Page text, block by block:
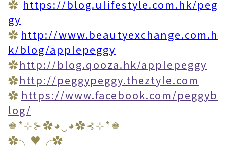
✿ https://blog.ulifestyle.com.hk/peg
gy
✿ http://www.beautyexchange.com.h
k/blog/applepeggy
✿http://blog.qooza.hk/applepeggy
✿http://peggypeggy.theztyle.com
✿ https://www.facebook.com/peggyb
log/
♚*⊹⊱✿◕‿◕✿⊰⊹*♚
✿╮♥╭✿